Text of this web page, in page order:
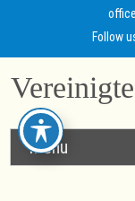
Follow
Menu